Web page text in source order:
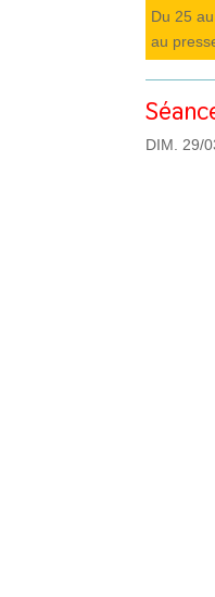
Du 25
au
DIM. 29/